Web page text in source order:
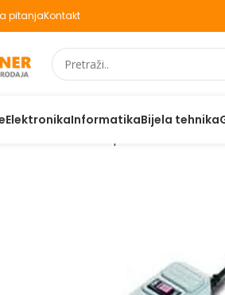
pitanjaKontakt
ElektronikaInformatikaBijela tehnika